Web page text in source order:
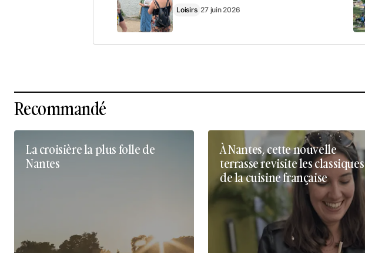
Loisirs 27 juin 2026
Recommandé
La croisière la plus folle de
Nantes
À Nantes, cette nouvelle
terrasse revisite les classiques
de la cuisine française